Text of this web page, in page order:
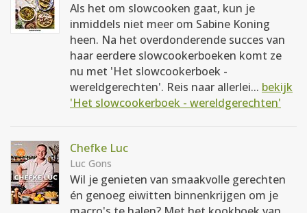
Als het om slowcooken gaat, kun je
inmiddels niet meer om Sabine Koning
heen. Na het overdonderende succes van
haar eerdere slowcookerboeken komt ze
nu met 'Het slowcookerboek -
wereldgerechten'. Reis naar allerlei... bekijk
'Het slowcookerboek - wereldgerechten'
Chefke Luc
Luc Gons
Wil je genieten van smaakvolle gerechten
én genoeg eiwitten binnenkrijgen om je